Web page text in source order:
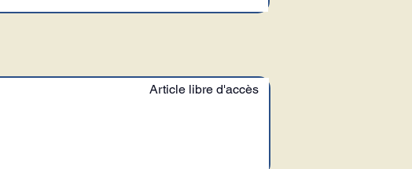
Article libre d'accès